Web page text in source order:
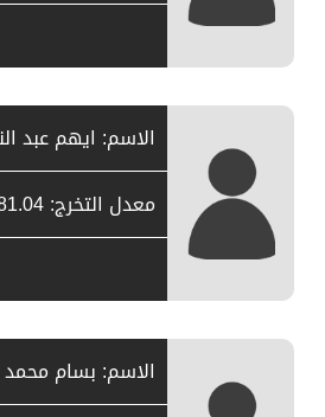
الاسم: ايهم عبد
معدل التخرج: 81.04
الاسم: بسام محمد